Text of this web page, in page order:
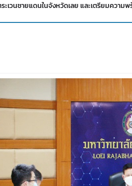
ะเวนชายแดนในจังหวัดเลย และเตรียมควา